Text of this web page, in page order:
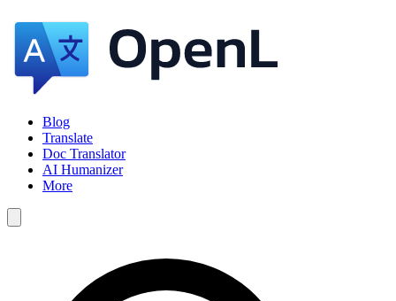
Blog
Translate
Doc Translator
AI Humanizer
More